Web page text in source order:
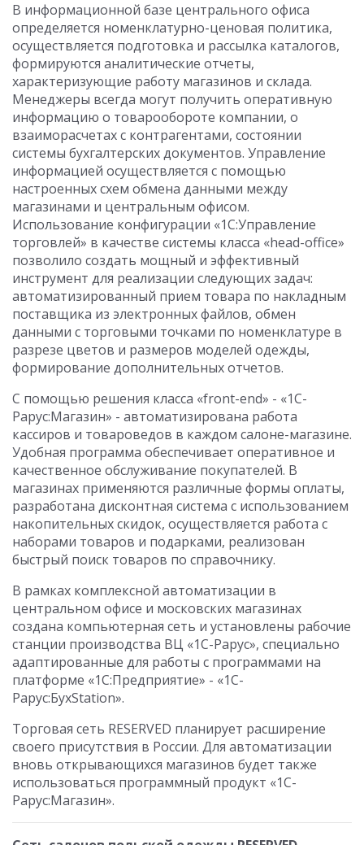
В информационной базе центрального офиса
определяется номенклатурно-ценовая политика,
осуществляется подготовка и рассылка каталогов,
формируются аналитические отчеты,
характеризующие работу магазинов и склада.
Менеджеры всегда могут получить оперативную
информацию о товарообороте компании, о
взаиморасчетах с контрагентами, состоянии
системы бухгалтерских документов. Управление
информацией осуществляется с помощью
настроенных схем обмена данными между
магазинами и центральным офисом.
Использование конфигурации «1С:Управление
торговлей» в качестве системы класса «head-office»
позволило создать мощный и эффективный
инструмент для реализации следующих задач:
автоматизированный прием товара по накладным
поставщика из электронных файлов, обмен
данными с торговыми точками по номенклатуре в
разрезе цветов и размеров моделей одежды,
формирование дополнительных отчетов.
С помощью решения класса «front-end» - «1С-
Рарус:Магазин» - автоматизирована работа
кассиров и товароведов в каждом салоне-магазине.
Удобная программа обеспечивает оперативное и
качественное обслуживание покупателей. В
магазинах применяются различные формы оплаты,
разработана дисконтная система с использованием
накопительных скидок, осуществляется работа с
наборами товаров и подарками, реализован
быстрый поиск товаров по справочнику.
В рамках комплексной автоматизации в
центральном офисе и московских магазинах
создана компьютерная сеть и установлены рабочие
станции производства ВЦ «1С-Рарус», специально
адаптированные для работы с программами на
платформе «1С:Предприятие» - «1С-
Рарус:БухStation».
Торговая сеть RESERVED планирует расширение
своего присутствия в России. Для автоматизации
вновь открывающихся магазинов будет также
использоваться программный продукт «1С-
Рарус:Магазин».